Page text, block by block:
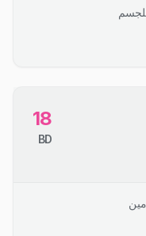
18
BD